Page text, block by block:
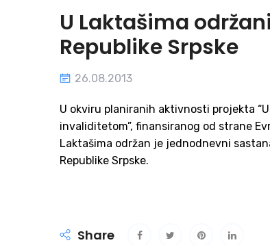
U Laktašima
Republike Srpske
26.08.2013
U okviru planiranih aktivnosti projekta
invaliditetom”, finansiranog od strane
Laktašima održan je jednodnevni
Republike Srpske.
Share